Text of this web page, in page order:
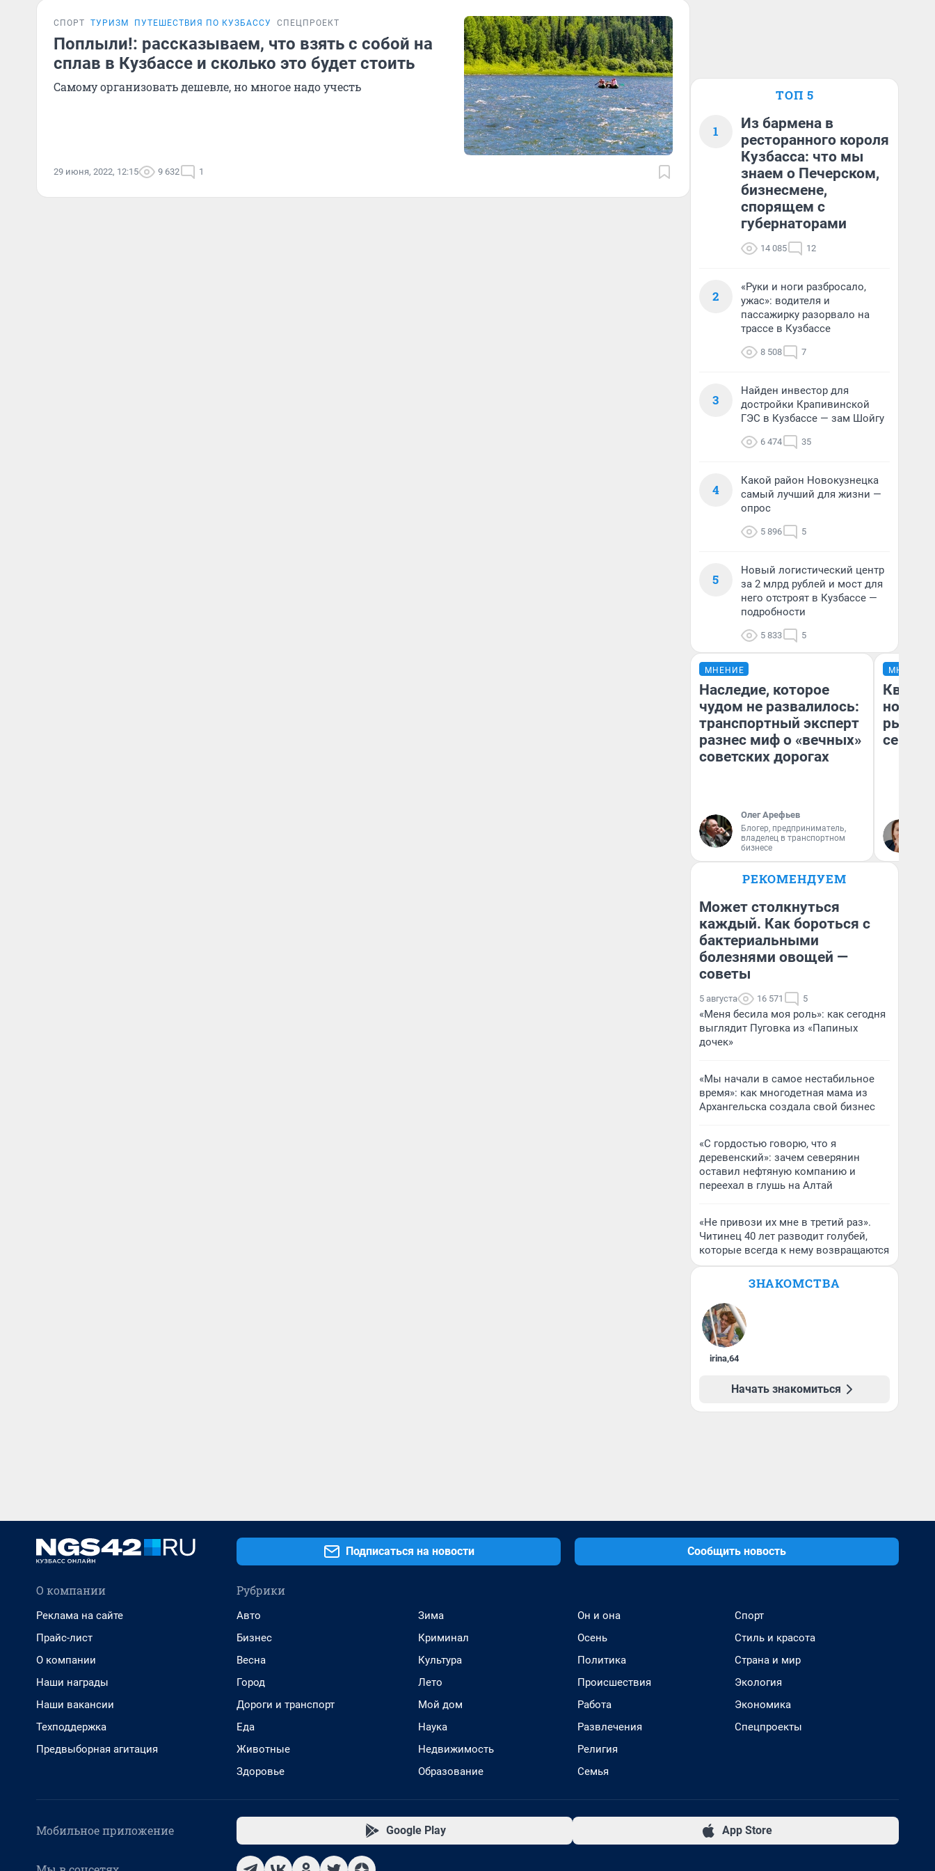
СПОРТ ТУРИЗМ ПУТЕШЕСТВИЯ ПО КУЗБАССУ СПЕЦПРОЕКТ
Поплыли!: рассказываем, что взять с собой на
сплав в Кузбассе и сколько это будет стоить
Самому организовать дешевле, но многое надо учесть
29 июня, 2022, 12:15 9 632 1
ТОП 5
1
Из бармена в
ресторанного короля
Кузбасса: что мы
знаем о Печерском,
бизнесмене,
спорящем с
губернаторами
14 085 12
2
«Руки и ноги разбросало,
ужас»: водителя и
пассажирку разорвало на
трассе в Кузбассе
8 508 7
3
Найден инвестор для
достройки Крапивинской
ГЭС в Кузбассе — зам Шойгу
6 474 35
4
Какой район Новокузнецка
самый лучший для жизни —
опрос
5 896 5
5
Новый логистический центр
за 2 млрд рублей и мост для
него отстроят в Кузбассе —
подробности
5 833 5
МНЕНИЕ
Наследие, которое
чудом не развалилось:
транспортный эксперт
разнес миф о «вечных»
советских дорогах
Олег Арефьев
Блогер, предприниматель,
владелец в транспортном
бизнесе
МНЕНИЕ
но
рынок
РЕКОМЕНДУЕМ
Может столкнуться
каждый. Как бороться с
бактериальными
болезнями овощей —
советы
5 августа 16 571 5
«Меня бесила моя роль»: как сегодня
выглядит Пуговка из «Папиных
дочек»
«Мы начали в самое нестабильное
время»: как многодетная мама из
Архангельска создала свой бизнес
«С гордостью говорю, что я
деревенский»: зачем северянин
оставил нефтяную компанию и
переехал в глушь на Алтай
«Не привози их мне в третий раз».
Читинец 40 лет разводит голубей,
которые всегда к нему возвращаются
ЗНАКОМСТВА
irina,64
Начать знакомиться
Подписаться на новости Сообщить новость
О компании
Реклама на сайте
Прайс-лист
О компании
Наши награды
Наши вакансии
Техподдержка
Предвыборная агитация
Рубрики
Авто
Бизнес
Весна
Город
Дороги и транспорт
Еда
Животные
Здоровье
Зима
Криминал
Культура
Лето
Мой дом
Наука
Недвижимость
Образование
Он и она
Осень
Политика
Происшествия
Работа
Развлечения
Религия
Семья
Спорт
Стиль и красота
Страна и мир
Экология
Экономика
Спецпроекты
Мобильное приложение Google Play App Store